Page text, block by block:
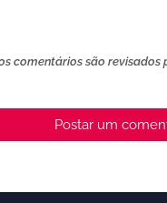
comentários são revisados
Postar um